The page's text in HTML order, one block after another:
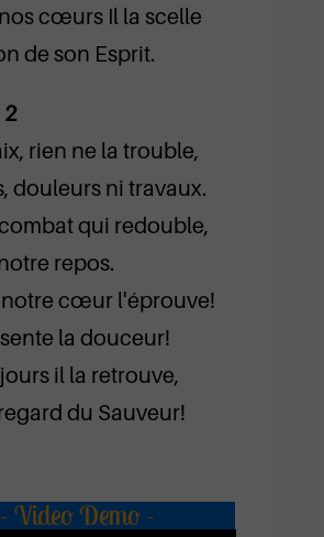
cœurs Il la scelle
de son Esprit.
2
rien ne la trouble,
douleurs ni travaux.
qui redouble,
repos.
notre cœur l'éprouve!
la douceur!
il la retrouve,
du Sauveur!
- Video Demo -